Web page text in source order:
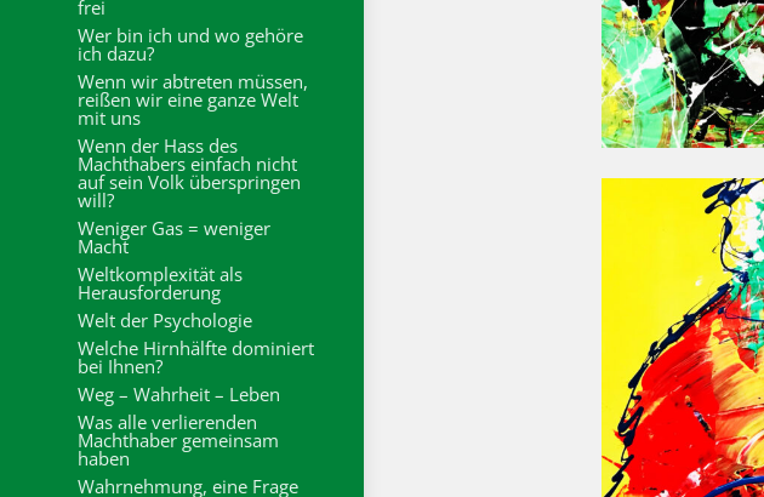
frei
Wer bin ich und wo gehöre
ich dazu?
Wenn wir abtreten müssen,
reißen wir eine ganze Welt
mit uns
Wenn der Hass des
Machthabers einfach nicht
auf sein Volk überspringen
will?
Weniger Gas = weniger
Macht
Weltkomplexität als
Herausforderung
Welt der Psychologie
Welche Hirnhälfte dominiert
bei Ihnen?
Weg – Wahrheit – Leben
Was alle verlierenden
Machthaber gemeinsam
haben
Wahrnehmung, eine Frage